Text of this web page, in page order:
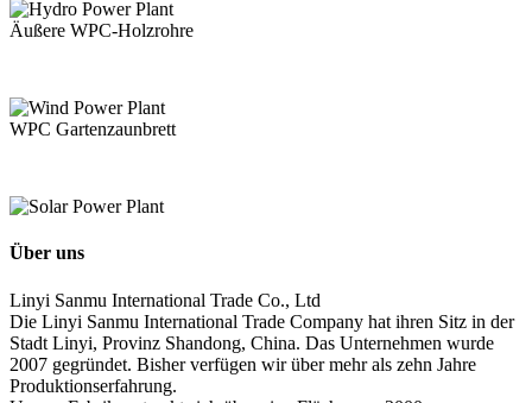
Äußere WPC-Holzrohre
WPC Gartenzaunbrett
Über uns
Linyi Sanmu International Trade Co., Ltd
Die Linyi Sanmu International Trade Company hat ihren Sitz in der
Stadt Linyi, Provinz Shandong, China. Das Unternehmen wurde
2007 gegründet. Bisher verfügen wir über mehr als zehn Jahre
Produktionserfahrung.